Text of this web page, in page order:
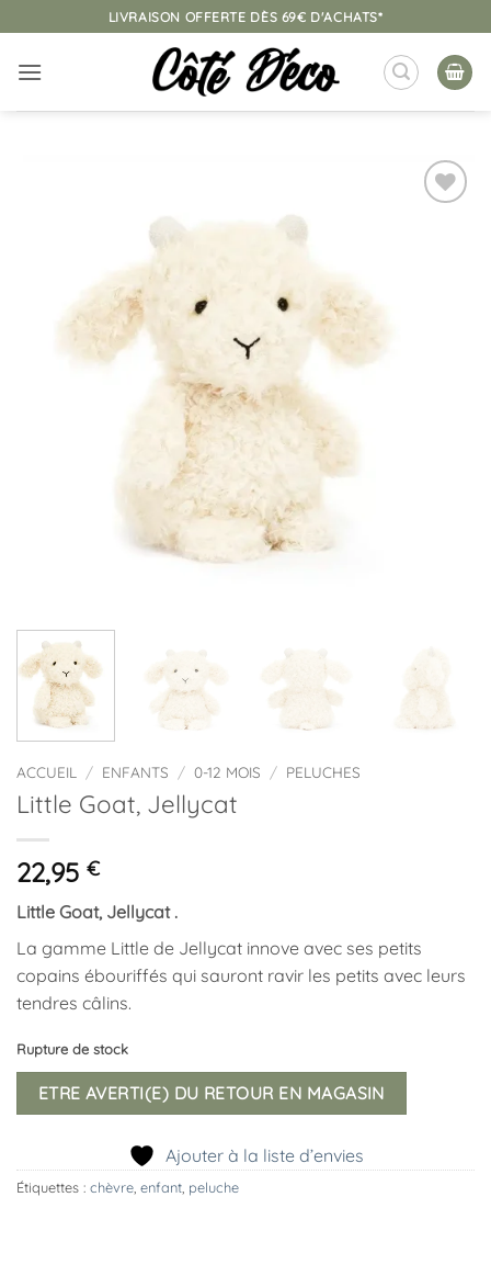
au
contenu
LIVRAISON OFFERTE DÈS 69€ D'ACHATS*
ACCUEIL / ENFANTS / 0-12 MOIS / PELUCHES
Little Goat, Jellycat
22,95 €
Little Goat, Jellycat .
La gamme Little de Jellycat innove avec ses petits
copains ébouriffés qui sauront ravir les petits avec leurs
tendres câlins.
Rupture de stock
ETRE AVERTI(E) DU RETOUR EN MAGASIN
Ajouter à la liste d’envies
Étiquettes : chèvre enfant peluche